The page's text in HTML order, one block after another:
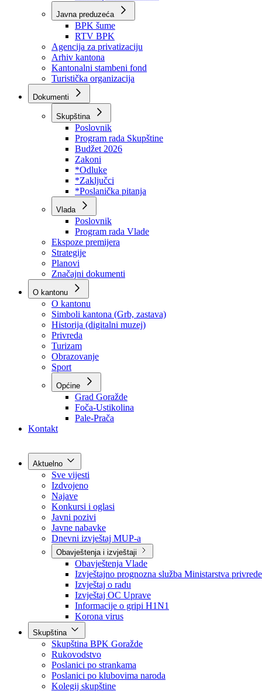
Direkcija za robne rezerve
Direkcija za ceste
Direkcija za šumarstvo
Javna preduzeća
BPK šume
RTV BPK
Agencija za privatizaciju
Arhiv kantona
Kantonalni stambeni fond
Turistička organizacija
Dokumenti
Skupština
Poslovnik
Program rada Skupštine
Budžet 2026
Zakoni
*Odluke
*Zaključci
*Poslanička pitanja
Vlada
Poslovnik
Program rada Vlade
Ekspoze premijera
Strategije
Planovi
Značajni dokumenti
O kantonu
O kantonu
Simboli kantona (Grb, zastava)
Historija (digitalni muzej)
Privreda
Turizam
Obrazovanje
Sport
Općine
Kontakt
Aktuelno
Sve vijesti
Izdvojeno
Najave
Konkursi i oglasi
Javni pozivi
Javne nabavke
Dnevni izvještaj MUP-a
Obavještenja i izvještaji
Obavještenja Vlade
Izvještajno prognozna služba Ministarstva privrede
Izvještaj o radu
Izvještaj OC Uprave
Informacije o gripi H1N1
Korona virus
Skupština
Skupština BPK Goražde
Rukovodstvo